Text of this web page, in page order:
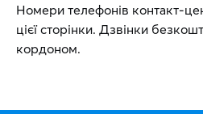
Номери телефонів контакт-
цієї сторінки. Дзвінки
кордоном.